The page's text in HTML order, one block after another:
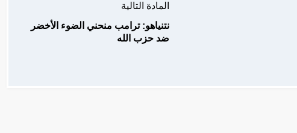
المادة التالية
نتنياهو: ترامب منحني الضوء الأخضر
ضد حزب الله